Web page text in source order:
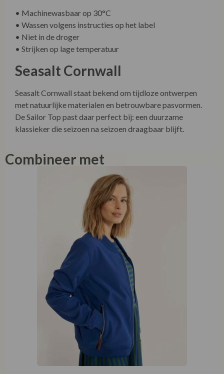
• Machinewasbaar op 30°C
• Wassen volgens instructies op het label
• Niet in de droger
• Strijken op lage temperatuur
Seasalt Cornwall
Seasalt Cornwall staat bekend om tijdloze ontwerpen
met natuurlijke materialen en betrouwbare pasvormen.
De Sailor Top past daar perfect bij: een duurzame
klassieker die seizoen na seizoen draagbaar blijft.
Combineer met